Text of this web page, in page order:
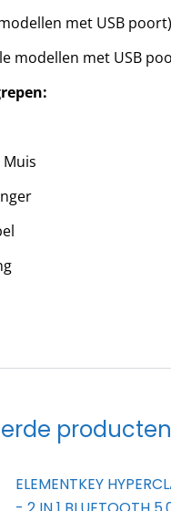
met USB poort)
modellen met USB
producten
ELEMENTKEY